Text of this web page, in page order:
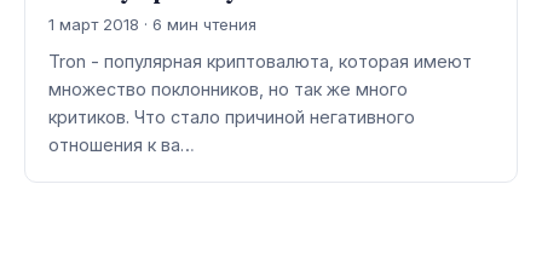
1 март 2018 · 6 мин чтения
Tron - популярная криптовалюта, которая имеют
множество поклонников, но так же много
критиков. Что стало причиной негативного
отношения к ва…